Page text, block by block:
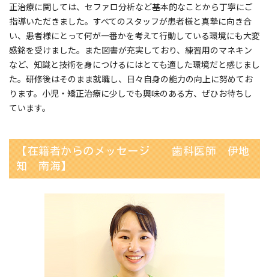
正治療に関しては、セファロ分析など基本的なことから丁寧にご
指導いただきました。すべてのスタッフが患者様と真摯に向き合
い、患者様にとって何が一番かを考えて行動している環境にも大変
感銘を受けました。また図書が充実しており、練習用のマネキン
など、知識と技術を身につけるにはとても適した環境だと感じまし
た。研修後はそのまま就職し、日々自身の能力の向上に努めてお
ります。小児・矯正治療に少しでも興味のある方、ぜひお待ちし
ています。
【在籍者からのメッセージ 歯科医師 伊地
知 南海】